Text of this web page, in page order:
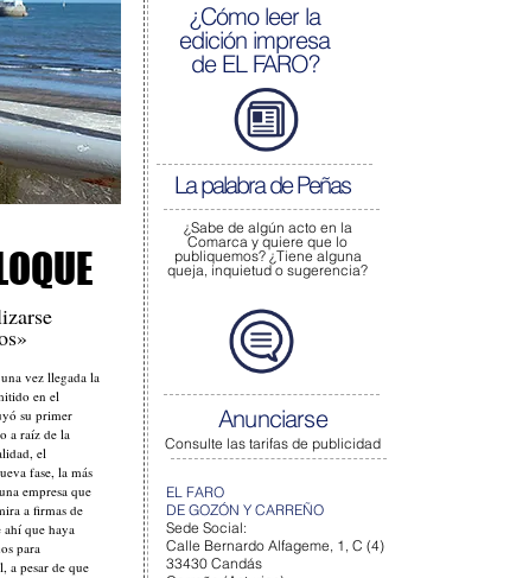
vez llegada la
en el
su primer
a raíz de la
el
fase, la más
empresa que
a firmas de
ahí que haya
para
a pesar de que
¿Cómo leer la
edición impresa
de EL FARO?
La palabra de Peñas
¿Sabe de algún acto en la
Comarca y quiere que lo
publiquemos?¿Tiene alguna
queja, inquietud o sugerencia?
Anunciarse
Consulte las tarifas de publicidad
EL FARO
DE GOZÓN Y CARREÑO
Sede Social:
Calle Bernardo Alfageme, 1, C (4)
33430 Candás